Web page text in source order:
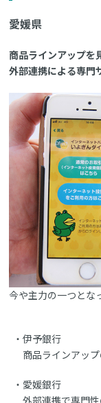
愛媛県
商品ラインアップを
外部連携による専門
今や主力の一つとな
伊予銀行
商品ラインアッ
愛媛銀行
外部連携で専門